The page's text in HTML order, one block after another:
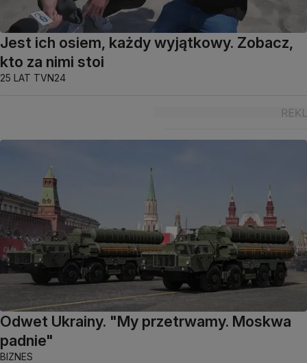
Jest ich osiem, każdy wyjątkowy. Zobacz,
kto za nimi stoi
25 LAT TVN24
Odwet Ukrainy. "My przetrwamy. Moskwa
padnie"
BIZNES